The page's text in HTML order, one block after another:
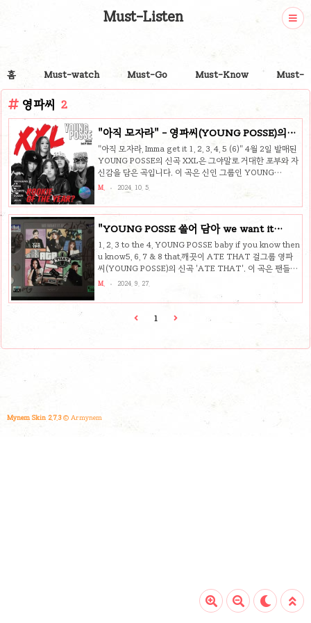
Must-Listen
홈 Must-watch Must-Go Must-Know Must-
영파씨 2
"아직 모자라" - 영파씨(YOUNG POSSE)의
'XXL' 추천합니다
"아직 모자라, Imma get it 1, 2, 3, 4, 5 (6)" 4월 2일 발매된
YOUNG POSSE의 신곡 XXL은 그야말로 거대한 포부와 자
신감을 담은 곡입니다. 이 곡은 신인 그룹인 YOUNG
POSSE가 스스로의 한계를 뛰어넘고 더 큰 무대로 나아가고
자 하는 열망을 담아냈습니다. 신인임에도 불구하고, 그들의
당찬 메시지와 유니크한 사운드는 음악 팬들에게 큰 인상을
믿고 계속해서 도전하는 이들에게 강력한 영감을 줄 수 있는
곡입니다. "아직 모자라, Imma get it 1, 2, 3, 4, 5 (6)"곡의
시작부터 강렬한 가사와 함께 이어지는 비트는 단번에 귀를
사로잡습니다. 가사는 자신감 넘치는 메시지와 함께 더 큰
무대로 ..
M. 2024. 10. 5.
"YOUNG POSSE 쓸어 담아 we want it
more5" - 영파씨의 'ATE THAT' 리뷰
1, 2, 3 to the 4, YOUNG POSSE baby if you know then
u know5, 6, 7 & 8 that,깨끗이 ATE THAT 걸그룹 영파
씨(YOUNG POSSE)의 신곡 'ATE THAT'. 이 곡은 팬들의
열광적인 반응에 힘입어 완성된, 그야말로 "찢었다!"라는 표
현에 걸맞은 곡입니다. 거침없는 자신감과 힙한 에너지가 가
득 담긴 이 노래는 캘리포니아의 지펑크 사운드를 배경으로,
다섯 소녀들의 당당함을 그대로 담아냈습니다.🎶 "1, 2, 3 to
워풀한 에너지가 느껴지는 가사와 멤버들의 독특한 보컬 매
M. 2024. 9. 27.
1
Mynem Skin 2.7.3© Armynem